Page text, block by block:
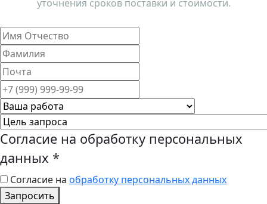
уточнения сроков поставки и стоимости.
Согласие на обработку персональных
данных *
Согласие на обработку персональных данных
Запросить